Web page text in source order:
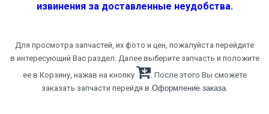
извинения за доставленные неудобства.
Для просмотра запчастей, их фото и цен, пожалуйста перейдите
в интересующий Вас раздел. Далее выберите запчасть и положите
ее в Корзину, нажав на кнопку
. После этого Вы сможете
заказать запчасти перейдя в Оформление заказа.